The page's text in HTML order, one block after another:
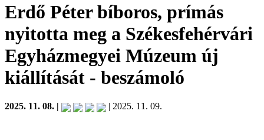
Erdő Péter bíboros, prímás
nyitotta meg a Székesfehérvári
Egyházmegyei Múzeum új
kiállítását - beszámoló
2025. 11. 08. | | 2025. 11. 09.